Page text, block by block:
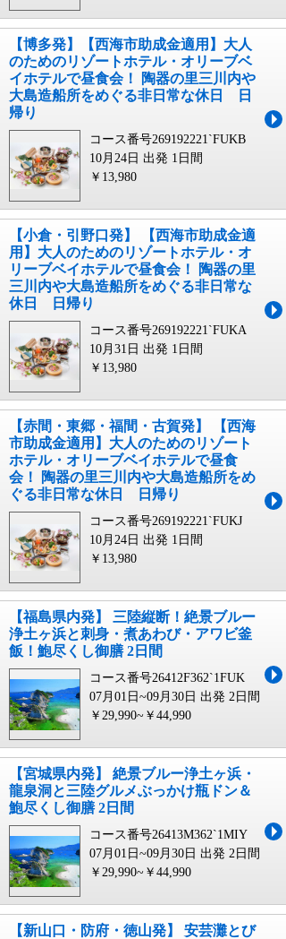
【博多発】【西海市助成金適用】大人
のためのリゾートホテル・オリーブベ
イホテルで昼食会！ 陶器の里三川内や
大島造船所をめぐる非日常な休日 日
帰り
コース番号269192221`FUKB
10月24日 出発 1日間
￥13,980
【小倉・引野口発】 【西海市助成金適
用】大人のためのリゾートホテル・オ
リーブベイホテルで昼食会！ 陶器の里
三川内や大島造船所をめぐる非日常な
休日 日帰り
コース番号269192221`FUKA
10月31日 出発 1日間
￥13,980
【赤間・東郷・福間・古賀発】 【西海
市助成金適用】大人のためのリゾート
ホテル・オリーブベイホテルで昼食
会！ 陶器の里三川内や大島造船所をめ
ぐる非日常な休日 日帰り
コース番号269192221`FUKJ
10月24日 出発 1日間
￥13,980
【福島県内発】 三陸縦断！絶景ブルー
浄土ヶ浜と刺身・煮あわび・アワビ釜
飯！鮑尽くし御膳 2日間
コース番号26412F362`1FUK
07月01日~09月30日 出発 2日間
￥29,990~￥44,990
【宮城県内発】 絶景ブルー浄土ヶ浜・
龍泉洞と三陸グルメぶっかけ瓶ドン＆
鮑尽くし御膳 2日間
コース番号26413M362`1MIY
07月01日~09月30日 出発 2日間
￥29,990~￥44,990
【新山口・防府・徳山発】 安芸灘とび